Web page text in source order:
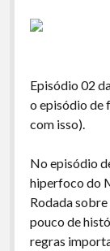
Episódio 02
o episódio de
com isso).
No episódio
hiperfoco do
Rodada
pouco de
regras